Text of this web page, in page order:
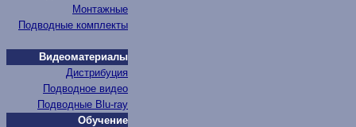
Монтажные
Подводные комплекты
Видеоматериалы
Дистрибуция
Подводное видео
Подводные Blu-ray
Обучение